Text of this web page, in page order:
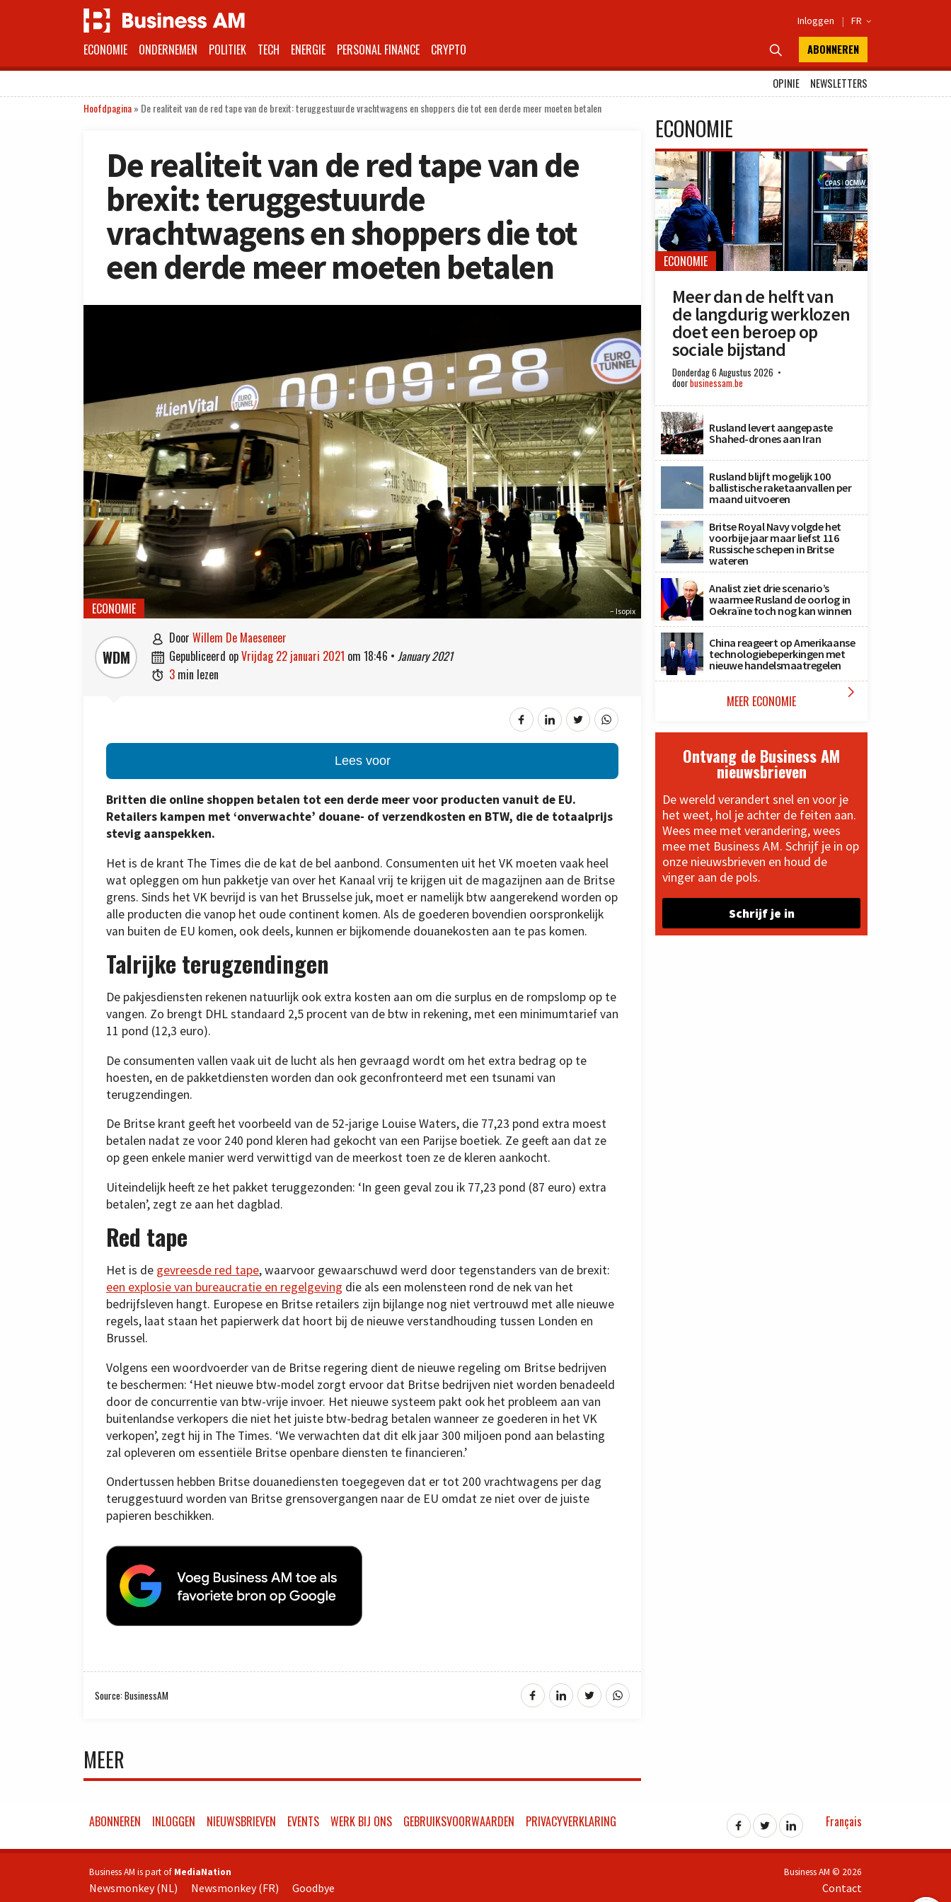
Inloggen | FR 
ECONOMIE ONDERNEMEN POLITIEK TECH ENERGIE PERSONAL FINANCE CRYPTO  ABONNEREN
OPINIE
NEWSLETTERS
Hoofdpagina» De realiteit van de red tape van de brexit: teruggestuurde vrachtwagens en shoppers die tot een derde meer moeten betalen
De realiteit van de red tape van de
brexit: teruggestuurde
vrachtwagens en shoppers die tot
een derde meer moeten betalen
– Isopix
ECONOMIE
WDM
 door Willem De Maeseneer
 gepubliceerd op vrijdag 22 januari 2021 om 18:46 • January 2021
 3 min lezen
Lees voor
Britten die online shoppen betalen tot een derde meer voor producten vanuit de EU.
Retailers kampen met ‘onverwachte’ douane- of verzendkosten en BTW, die de totaalprijs
stevig aanspekken.
Het is de krant The Times die de kat de bel aanbond. Consumenten uit het VK moeten vaak heel
wat opleggen om hun pakketje van over het Kanaal vrij te krijgen uit de magazijnen aan de Britse
grens. Sinds het VK bevrijd is van het Brusselse juk, moet er namelijk btw aangerekend worden op
alle producten die vanop het oude continent komen. Als de goederen bovendien oorspronkelijk
van buiten de EU komen, ook deels, kunnen er bijkomende douanekosten aan te pas komen.
Talrijke terugzendingen
De pakjesdiensten rekenen natuurlijk ook extra kosten aan om die surplus en de rompslomp op te
vangen. Zo brengt DHL standaard 2,5 procent van de btw in rekening, met een minimumtarief van
11 pond (12,3 euro).
De consumenten vallen vaak uit de lucht als hen gevraagd wordt om het extra bedrag op te
hoesten, en de pakketdiensten worden dan ook geconfronteerd met een tsunami van
terugzendingen.
De Britse krant geeft het voorbeeld van de 52-jarige Louise Waters, die 77,23 pond extra moest
betalen nadat ze voor 240 pond kleren had gekocht van een Parijse boetiek. Ze geeft aan dat ze
op geen enkele manier werd verwittigd van de meerkost toen ze de kleren aankocht.
Uiteindelijk heeft ze het pakket teruggezonden: ‘In geen geval zou ik 77,23 pond (87 euro) extra
betalen’, zegt ze aan het dagblad.
Red tape
Het is de gevreesde red tape, waarvoor gewaarschuwd werd door tegenstanders van de brexit:
een explosie van bureaucratie en regelgeving die als een molensteen rond de nek van het
bedrijfsleven hangt. Europese en Britse retailers zijn bijlange nog niet vertrouwd met alle nieuwe
regels, laat staan het papierwerk dat hoort bij de nieuwe verstandhouding tussen Londen en
Brussel.
Volgens een woordvoerder van de Britse regering dient de nieuwe regeling om Britse bedrijven
te beschermen: ‘Het nieuwe btw-model zorgt ervoor dat Britse bedrijven niet worden benadeeld
door de concurrentie van btw-vrije invoer. Het nieuwe systeem pakt ook het probleem aan van
buitenlandse verkopers die niet het juiste btw-bedrag betalen wanneer ze goederen in het VK
verkopen’, zegt hij in The Times. ‘We verwachten dat dit elk jaar 300 miljoen pond aan belasting
zal opleveren om essentiële Britse openbare diensten te financieren.’
Ondertussen hebben Britse douanediensten toegegeven dat er tot 200 vrachtwagens per dag
teruggestuurd worden van Britse grensovergangen naar de EU omdat ze niet over de juiste
papieren beschikken.
Source: BusinessAM
MEER
ECONOMIE
ECONOMIE
Meer dan de helft van
de langdurig werklozen
doet een beroep op
sociale bijstand
Donderdag 6 Augustus 2026
doorbusinessam.be
Rusland levert aangepaste
Shahed-drones aan Iran
Rusland blijft mogelijk 100
ballistische raketaanvallen per
maand uitvoeren
Britse Royal Navy volgde het
voorbije jaar maar liefst 116
Russische schepen in Britse
wateren
Analist ziet drie scenario’s
waarmee Rusland de oorlog in
Oekraïne toch nog kan winnen
China reageert op Amerikaanse
technologiebeperkingen met
nieuwe handelsmaatregelen
MEER ECONOMIE 
Ontvang de Business AM
nieuwsbrieven
De wereld verandert snel en voor je
het weet, hol je achter de feiten aan.
Wees mee met verandering, wees
mee met Business AM. Schrijf je in op
onze nieuwsbrieven en houd de
vinger aan de pols.
Schrijf je in
ABONNEREN INLOGGEN NIEUWSBRIEVEN EVENTS WERK BIJ ONS GEBRUIKSVOORWAARDEN PRIVACYVERKLARING Français
Business AM is part of MediaNation
Newsmonkey (NL) Newsmonkey (FR) Goodbye
Business AM © 2026
Contact